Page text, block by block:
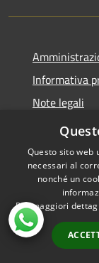
Informativa
Note legali
Accessibilità
Privacy
Questo sito web
necessari al
nonché un
Per maggiori